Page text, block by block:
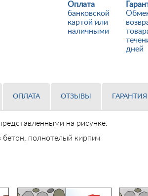
Оплата
банковской
картой или
наличными
дней
ОПЛАТА ОТЗЫВЫ ГАРАНТИЯ
на рисунке.
полнотелый кирпич